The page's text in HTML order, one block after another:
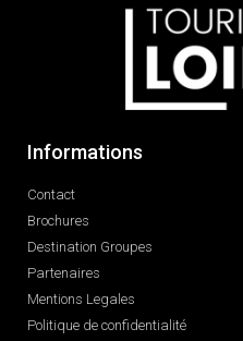
Informations
Contact
Brochures
Destination Groupes
Partenaires
Mentions Legales
Politique de confidentialité